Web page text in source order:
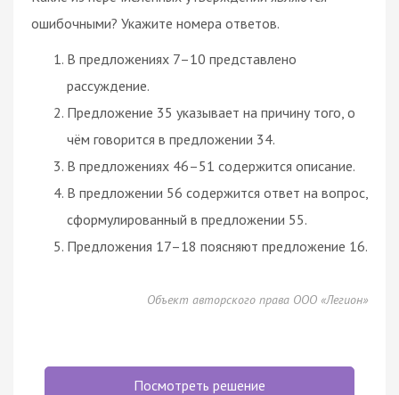
ошибочными? Укажите номера ответов.
В предложениях 7–10 представлено
рассуждение.
Предложение 35 указывает на причину того, о
чём говорится в предложении 34.
В предложениях 46–51 содержится описание.
В предложении 56 содержится ответ на вопрос,
сформулированный в предложении 55.
Предложения 17–18 поясняют предложение 16.
Объект авторского права ООО «Легион»
Посмотреть решение